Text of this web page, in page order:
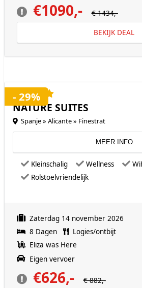
€1090,- € 1434,-
BEKIJK DEAL
NATURE SUITES
Spanje » Alicante » Finestrat
MEER INFO
Kleinschalig Wellness
Rolstoelvriendelijk
Zaterdag 14 november 2026
8 Dagen
Logies/ontbijt
Eliza was Here
Eigen vervoer
€626,- € 882,-
- 29%